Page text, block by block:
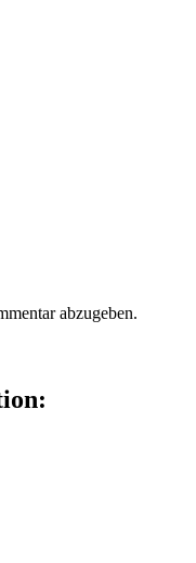
abzugeben.